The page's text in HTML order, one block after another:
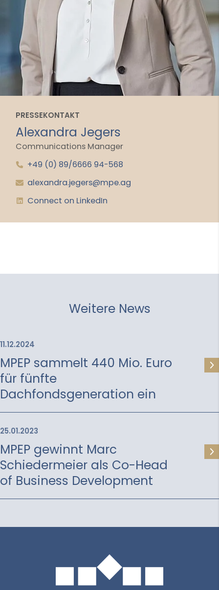
PRESSEKONTAKT
Alexandra Jegers
Communications Manager
+49 (0) 89/6666 94-568
alexandra.jegers@mpe.ag
Connect on LinkedIn
Weitere News
11.12.2024
MPEP sammelt 440 Mio. Euro
für fünfte
Dachfondsgeneration ein
25.01.2023
MPEP gewinnt Marc
Schiedermeier als Co-Head
of Business Development